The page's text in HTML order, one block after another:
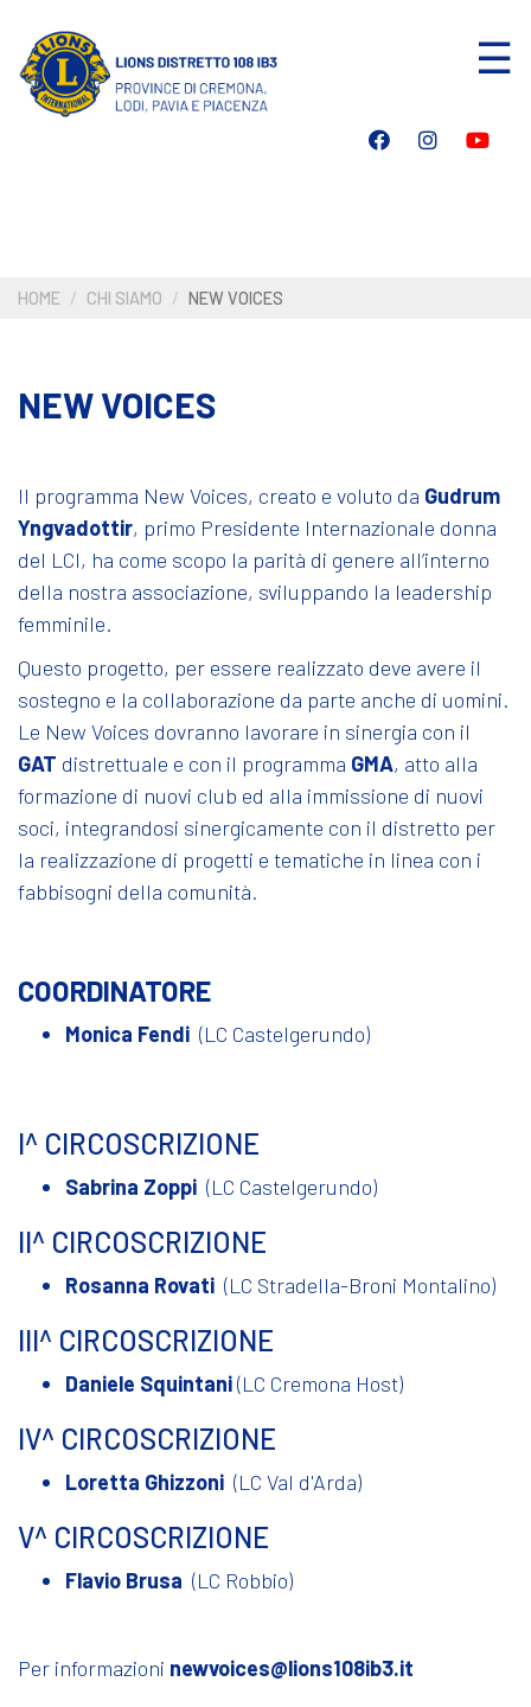
contenuto
principale
☰
HOME CHI SIAMO NEW VOICES
NEW VOICES
Il programma New Voices, creato e voluto da Gudrum
Yngvadottir, primo Presidente Internazionale donna
del LCI, ha come scopo la parità di genere all’interno
della nostra associazione, sviluppando la leadership
femminile.
Questo progetto, per essere realizzato deve avere il
sostegno e la collaborazione da parte anche di uomini.
Le New Voices dovranno lavorare in sinergia con il
GAT distrettuale e con il programma GMA, atto alla
formazione di nuovi club ed alla immissione di nuovi
soci, integrandosi sinergicamente con il distretto per
la realizzazione di progetti e tematiche in linea con i
fabbisogni della comunità.
COORDINATORE
Monica Fendi (LC Castelgerundo)
I^ CIRCOSCRIZIONE
Sabrina Zoppi (LC Castelgerundo)
II^ CIRCOSCRIZIONE
Rosanna Rovati (LC Stradella-Broni Montalino)
III^ CIRCOSCRIZIONE
Daniele Squintani(LC Cremona Host)
IV^ CIRCOSCRIZIONE
Loretta Ghizzoni (LC Val d'Arda)
V^ CIRCOSCRIZIONE
Flavio Brusa (LC Robbio)
Per informazioni newvoices@lions108ib3.it